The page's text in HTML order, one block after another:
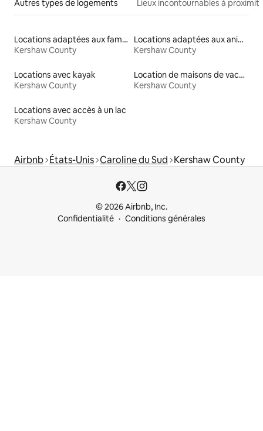
Autres types de logements Lieux incontournables à
Locations adaptées aux familles
Kershaw County
Locations adaptées aux animaux
Kershaw County
Locations avec kayak
Kershaw County
Location de maisons de vacances
Kershaw County
Locations avec accès à un lac
Kershaw County
Airbnb États-Unis Caroline du Sud Kershaw County
© 2026 Airbnb, Inc.
Confidentialité
Conditions générales